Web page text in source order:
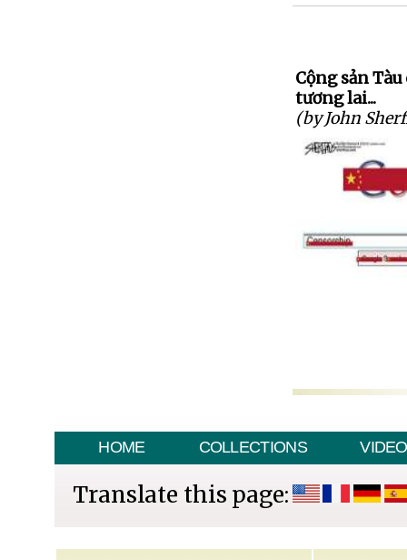
Cộng sản
tương lai...
(by John
HOME COLLECTIONS VIDEO
Translate this page: